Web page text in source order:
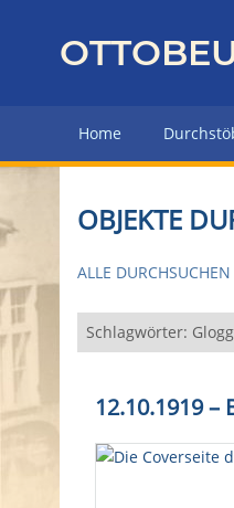
z
r
H
u
p
e
Home
OBJEKTE
ALLE DURCHSUCHEN
Schlagwörter:
12.10.1919